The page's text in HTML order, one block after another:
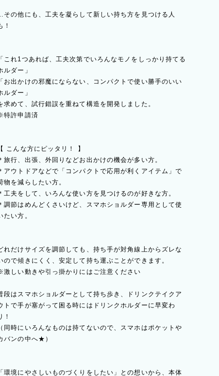
…その他にも、工夫を凝らして新しい持ち方を見つける人
！
「これ1つあれば、工夫次第でいろんなモノをしっかり持てる
ルダー」
「お出かけの邪魔にならない、コンパクトで使い勝手のいい
ルダー」
求めて、試行錯誤を重ねて構造を開発しました。
特許申請済
【 こんな方にピッタリ！ 】
旅行、出張、外回りなどお出かけの機会が多い方。
アウトドアなどで「コンパクトで応用が利くアイテム」で
物を減らしたい方。
工夫をして、いろんな使い方を見つけるのが好きな方。
調節はめんどくさいけど、スマホショルダー専用として使
たい方。
れだけサイズを調節しても、持ち手が対角線上からズレな
ので傾きにくく、安定して持ち運ぶことができます。
激しい動きや引っ掛かりにはご注意ください
段はスマホショルダーとして持ち歩き、ドリンクテイクア
トで手が塞がって困る時にはドリンクホルダーに早変わ
！
（同時にいろんなものは持てないので、スマホはポケットや
バンの中へ★）
「環境にやさしいものづくりをしたい」との想いから、本体